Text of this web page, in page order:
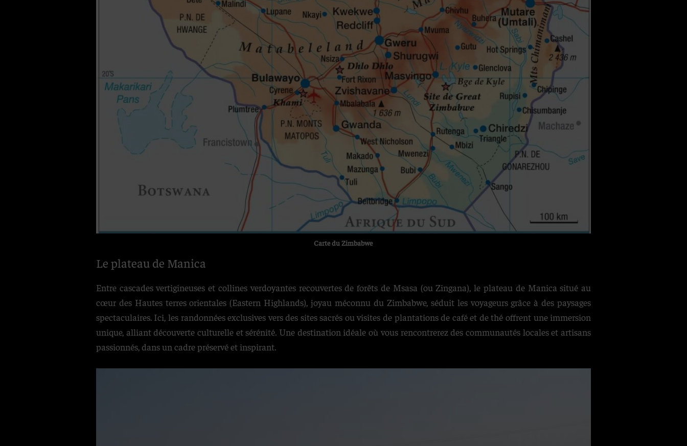
Carte du Zimbabwe
Le plateau de Manica
Entre cascades vertigineuses et collines verdoyantes recouvertes de forêts de Msasa (ou Zingana), le plateau de Manica situé au
cœur des Hautes terres orientales (Eastern Highlands), joyau méconnu du Zimbabwe, séduit les voyageurs grâce à des paysages
spectaculaires. Ici, les randonnées exclusives vers des sites sacrés ou visites de plantations de café et de thé offrent une immersion
unique, alliant découverte culturelle et sérénité. Une destination idéale où vous rencontrerez des communautés locales et artisans
passionnés, dans un cadre préservé et inspirant.